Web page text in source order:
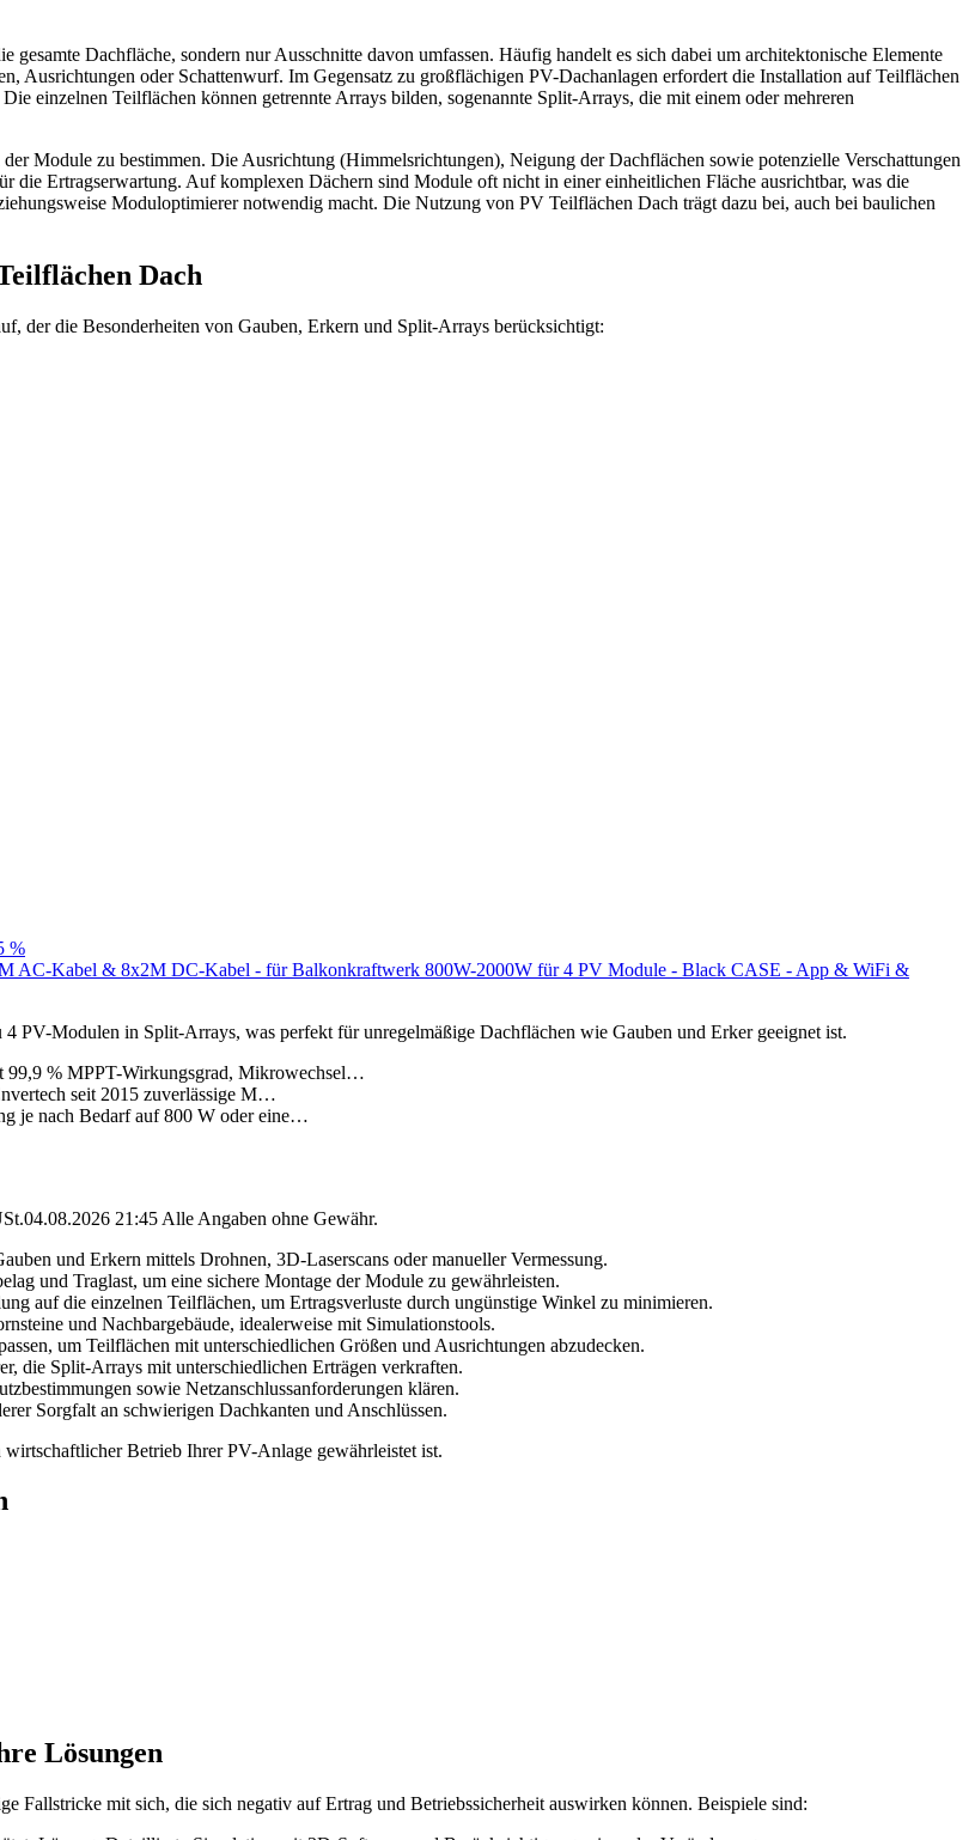
Dachfläche, sondern nur Ausschnitte davon umfassen. Häufig handelt es sich dabei um architektonische Elemente
Ausrichtungen oder Schattenwurf. Im Gegensatz zu großflächigen PV-Dachanlagen erfordert die Installation auf Teilflächen
einzelnen Teilflächen können getrennte Arrays bilden, sogenannte Split-Arrays, die mit einem oder mehreren
Module zu bestimmen. Die Ausrichtung (Himmelsrichtungen), Neigung der Dachflächen sowie potenzielle Verschattungen
die Ertragserwartung. Auf komplexen Dächern sind Module oft nicht in einer einheitlichen Fläche ausrichtbar, was die
Moduloptimierer notwendig macht. Die Nutzung von PV Teilflächen Dach trägt dazu bei, auch bei baulichen
Dach
der die Besonderheiten von Gauben, Erkern und Split-Arrays berücksichtigt:
%
AC-Kabel & 8x2M DC-Kabel - für Balkonkraftwerk 800W-2000W für 4 PV Module - Black CASE - App & WiFi &
Modulen in Split-Arrays, was perfekt für unregelmäßige Dachflächen wie Gauben und Erker geeignet ist.
99,9 % MPPT-Wirkungsgrad, Mikrowechsel…
seit 2015 zuverlässige M…
je nach Bedarf auf 800 W oder eine…
21:45 Alle Angaben ohne Gewähr.
und Erkern mittels Drohnen, 3D-Laserscans oder manueller Vermessung.
und Traglast, um eine sichere Montage der Module zu gewährleisten.
auf die einzelnen Teilflächen, um Ertragsverluste durch ungünstige Winkel zu minimieren.
und Nachbargebäude, idealerweise mit Simulationstools.
um Teilflächen mit unterschiedlichen Größen und Ausrichtungen abzudecken.
die Split-Arrays mit unterschiedlichen Erträgen verkraften.
sowie Netzanschlussanforderungen klären.
Sorgfalt an schwierigen Dachkanten und Anschlüssen.
Betrieb Ihrer PV-Anlage gewährleistet ist.
Lösungen
mit sich, die sich negativ auf Ertrag und Betriebssicherheit auswirken können. Beispiele sind: